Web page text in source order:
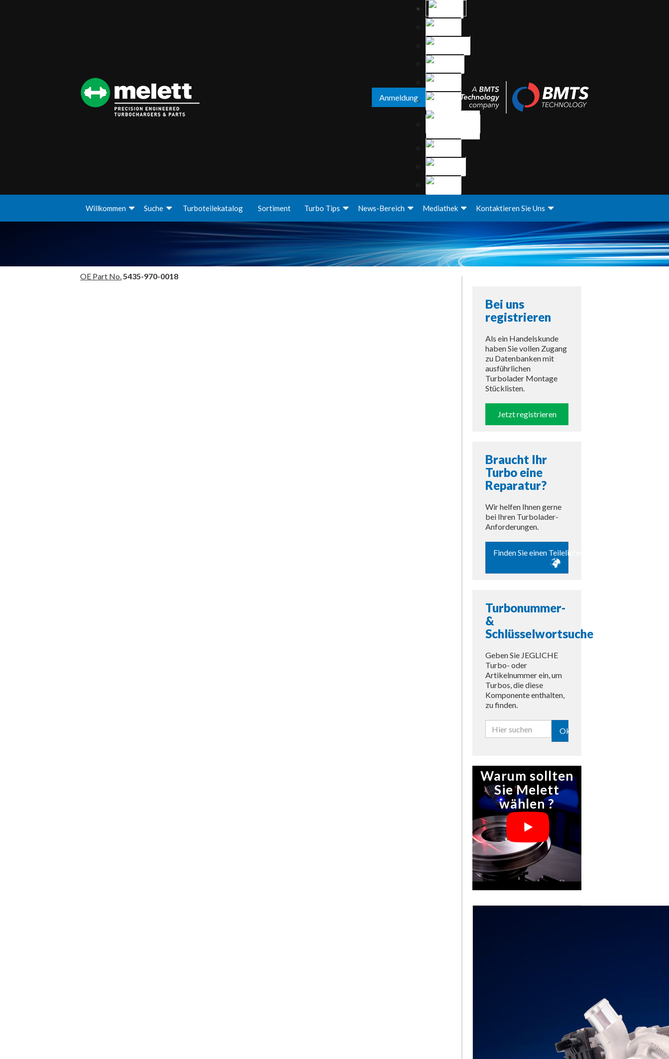
Anmeldung
Willkommen Suche Turboteilekatalog Sortiment Turbo Tips News-Bereich Mediathek Kontaktieren Sie Uns
OE Part No.5435-970-0018
Bei uns
registrieren
Als ein Handelskunde
haben Sie vollen Zugang
zu Datenbanken mit
ausführlichen
Turbolader Montage
Stücklisten.
Jetzt registrieren
Braucht Ihr
Turbo eine
Reparatur?
Wir helfen Ihnen gerne
bei Ihren Turbolader-
Anforderungen.
Finden Sie einen Teilelieferanten
Turbonummer-
&
Schlüsselwortsuche
Geben Sie JEGLICHE
Turbo- oder
Artikelnummer ein, um
Turbos, die diese
Komponente enthalten,
zu finden.
Ok
Warum sollten
Sie Melett
wählen ?